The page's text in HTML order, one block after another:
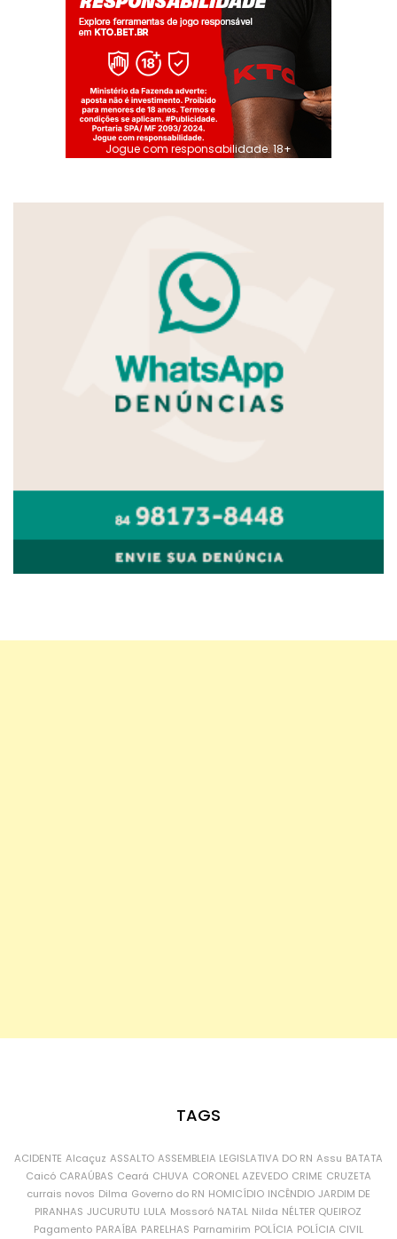
Jogue com responsabilidade. 18+
TAGS
ACIDENTE Alcaçuz ASSALTO ASSEMBLEIA LEGISLATIVA DO RN Assu BATATA
Caicó CARAÚBAS Ceará CHUVA CORONEL AZEVEDO CRIME CRUZETA
currais novos Dilma Governo do RN HOMICÍDIO INCÊNDIO JARDIM DE
PIRANHAS JUCURUTU LULA Mossoró NATAL Nilda NÉLTER QUEIROZ
Pagamento PARAÍBA PARELHAS Parnamirim POLÍCIA POLÍCIA CIVIL